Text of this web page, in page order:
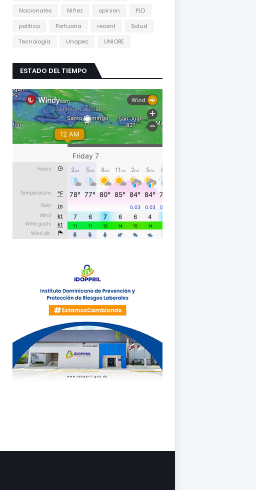
Nacionales
Niñez opinion
PLD
politica
Portuaria recent
Salud
Tecnología
Unapec UNIORE
ESTADO DEL TIEMPO